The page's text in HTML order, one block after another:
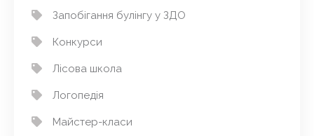
Запобігання булінгу у ЗДО
Конкурси
Лісова школа
Логопедія
Майстер-класи